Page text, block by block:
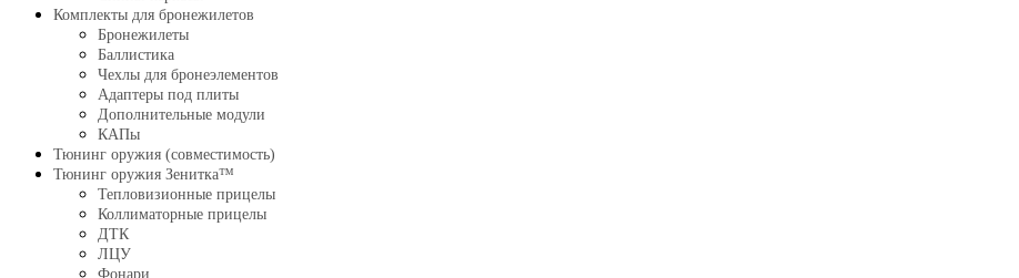
Комплекты для бронежилетов
Бронежилеты
Баллистика
Чехлы для бронеэлементов
Адаптеры под плиты
Дополнительные модули
КАПы
Тюнинг оружия (совместимость)
Тюнинг оружия Зенитка™
Тепловизионные прицелы
Коллиматорные прицелы
ДТК
ЛЦУ
Фонари